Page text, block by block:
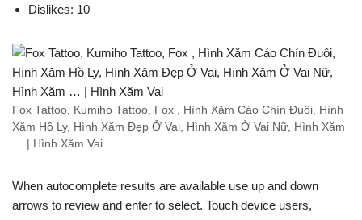
Dislikes: 10
Fox Tattoo, Kumiho Tattoo, Fox , Hình Xăm Cáo Chín Đuôi, Hình
Xăm Hồ Ly, Hình Xăm Đẹp Ở Vai, Hình Xăm Ở Vai Nữ, Hình Xăm
… | Hình Xăm Vai
When autocomplete results are available use up and down
arrows to review and enter to select. Touch device users,